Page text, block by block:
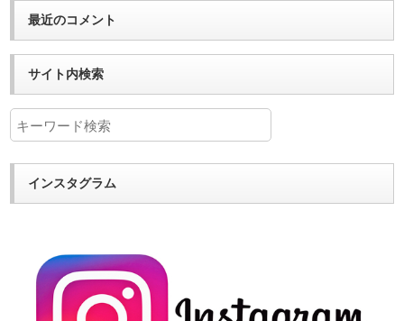
最近のコメント
サイト内検索
インスタグラム